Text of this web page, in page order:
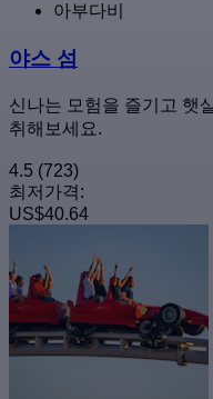
아부다비
야스 섬
신나는 모험을 즐기고 햇
취해보세요.
4.5 (723)
최저가격:
US$40.64